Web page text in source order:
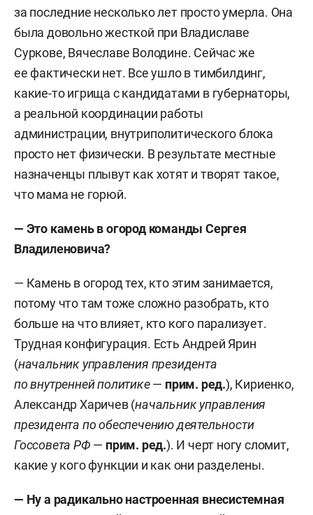
за последние несколько лет просто умерла. Она
была довольно жесткой при Владиславе
Суркове, Вячеславе Володине. Сейчас же
ее фактически нет. Все ушло в тимбилдинг,
какие-то игрища с кандидатами в губернаторы,
а реальной координации работы
администрации, внутриполитического блока
просто нет физически. В результате местные
назначенцы плывут как хотят и творят такое,
что мама не горюй.
— Это камень в огород команды Сергея
Владиленовича?
— Камень в огород тех, кто этим занимается,
потому что там тоже сложно разобрать, кто
больше на что влияет, кто кого парализует.
Трудная конфигурация. Есть Андрей Ярин
(начальник управления президента
по внутренней политике— прим. ред.), Кириенко,
Александр Харичев (начальник управления
президента по обеспечению деятельности
Госсовета РФ — прим. ред.). И черт ногу сломит,
какие у кого функции и как они разделены.
— Ну а радикально настроенная внесистемная